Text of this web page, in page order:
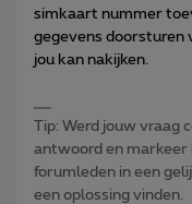
simkaart nummer
gegevens doorsturen
jou kan nakijken.
Tip: Werd jouw vraag
antwoord en markeer
forumleden in een
een oplossing vinden.